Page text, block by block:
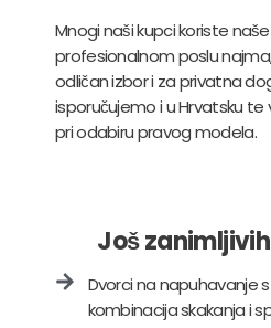
Mnogi naši kupci koriste
profesionalnom poslu
odličan izbor i za privatna
isporučujemo i u Hrvatsku
pri odabiru pravog modela.
Još
Dvorci na napuhavanje
kombinacija skakanja i